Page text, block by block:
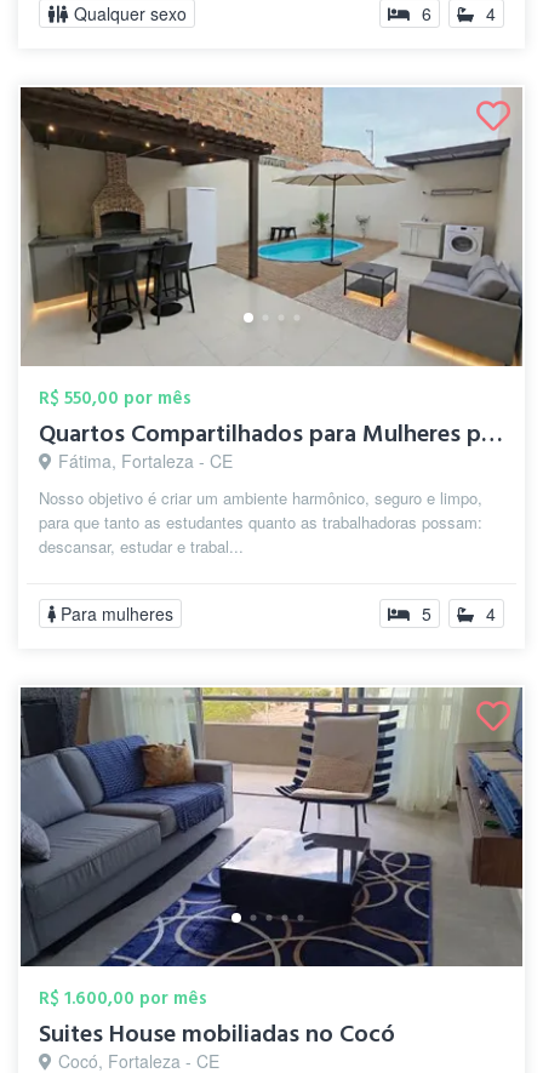
Qualquer sexo 6 4
R$ 550,00 por mês
Quartos Compartilhados para Mulheres prx...
Fátima, Fortaleza - CE
Nosso objetivo é criar um ambiente harmônico, seguro e limpo,
para que tanto as estudantes quanto as trabalhadoras possam:
descansar, estudar e trabal...
Para mulheres 5 4
R$ 1.600,00 por mês
Suites House mobiliadas no Cocó
Cocó, Fortaleza - CE